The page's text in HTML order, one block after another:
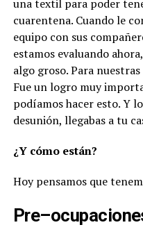
una textil para poder
cuarentena. Cuando le
equipo con sus
estamos evaluando
algo groso. Para
Fue un logro muy
podíamos hacer esto. Y
desunión, llegabas a tu
¿Y cómo están?
Hoy pensamos que